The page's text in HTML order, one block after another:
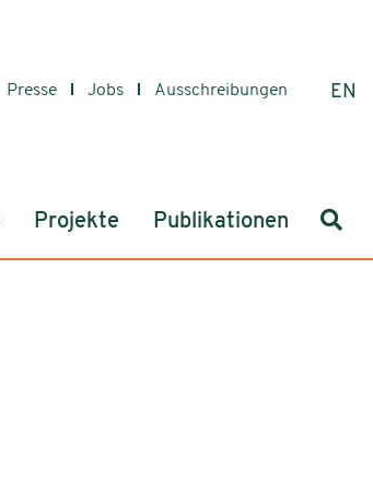
Presse Jobs Ausschreibungen EN
Projekte Publikationen